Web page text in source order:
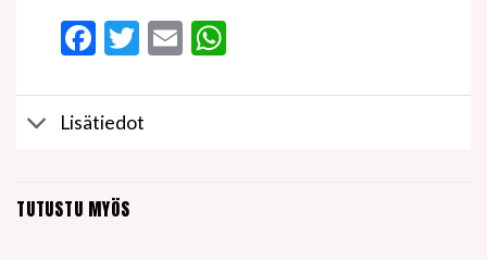
Facebook
Twitter
EmailWhatsApp
Lisätiedot
TUTUSTU MYÖS